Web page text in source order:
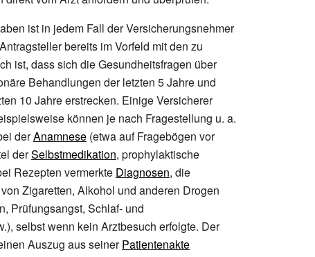
ist in jedem Fall der Versicherungsnehmer
bereits im Vorfeld mit den zu
ist, dass sich die Gesundheitsfragen über
Behandlungen der letzten 5 Jahre und
10 Jahre erstrecken. Einige Versicherer
können je nach Fragestellung u. a.
derAnamnese (etwa auf Fragebögen vor
derSelbstmedikation, prophylaktische
Rezepten vermerkte Diagnosen, die
Zigaretten, Alkohol und anderen Drogen
Prüfungsangst, Schlaf- und
selbst wenn kein Arztbesuch erfolgte. Der
Auszug aus seinerPatientenakte